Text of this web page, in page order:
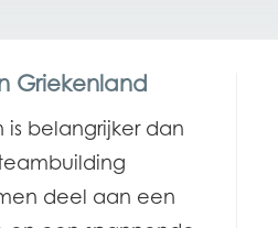
Griekenland
belangrijker dan
deel aan een